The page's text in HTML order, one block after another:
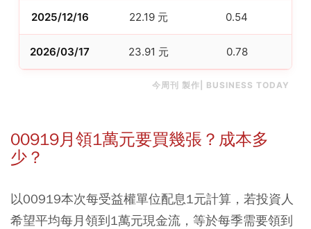
2025/12/16 22.19 元 0.54
2026/03/17 23.91 元 0.78
今周刊 製作| BUSINESS TODAY
00919月領1萬元要買幾張？成本多
少？
以00919本次每受益權單位配息1元計算，若投資人
希望平均每月領到1萬元現金流，等於每季需要領到